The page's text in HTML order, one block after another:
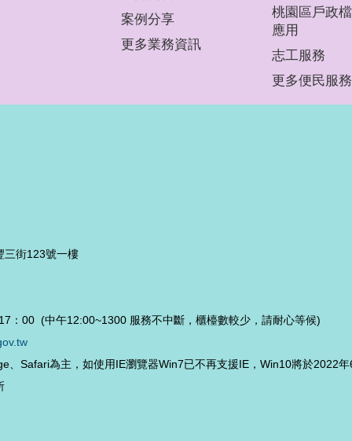
案例分享
更多業務資訊
桃園區戶政
應用
志工服務
更多便民服務
三街123號一樓
：00 (中午12:00~1300 服務不中斷，櫃檯數較少，請耐心等候)
、Safari為主，如使用IE瀏覽器Win7已不再支援IE，Win10將於2022年